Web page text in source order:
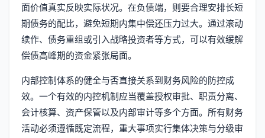
面价值真实反映实际状况。在负债端，则要合理安排长短
期债务的配比，避免短期内集中偿还压力过大。通过滚动
续作、债务重组或引入战略投资者等方式，可以有效缓解
偿债高峰期的资金紧张局面。
内部控制体系的健全与否直接关系到财务风险的防控成
效。一个有效的内控机制应当覆盖授权审批、职责分离、
会计核算、资产保管以及内部审计等多个方面。所有财务
活动必须遵循既定流程，重大事项实行集体决策与分级审